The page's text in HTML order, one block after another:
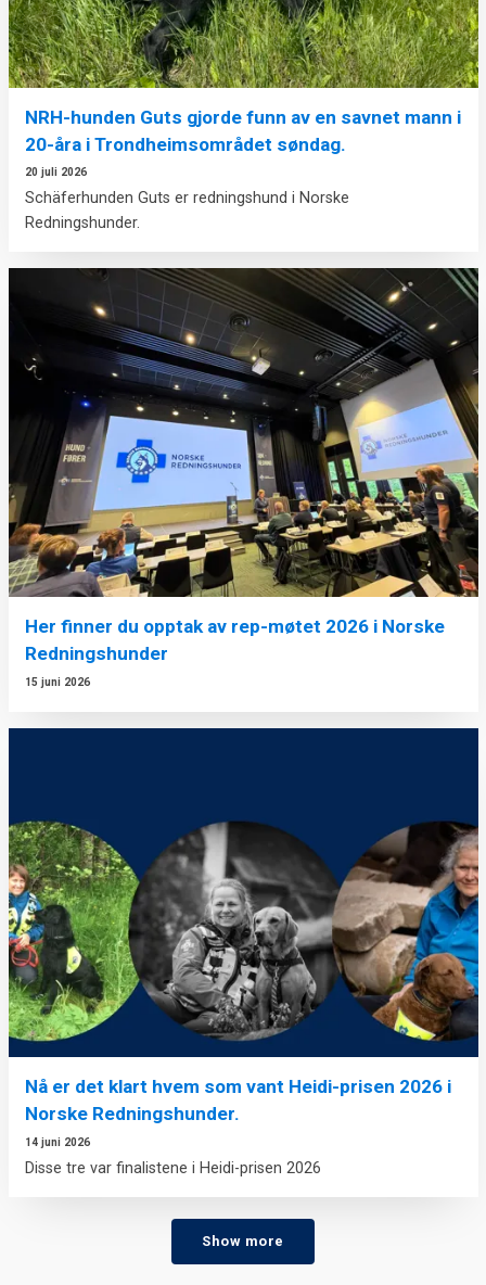
NRH-hunden Guts gjorde funn av en savnet mann i
20-åra i Trondheimsområdet søndag.
20 juli 2026
Schäferhunden Guts er redningshund i Norske
Redningshunder.
Her finner du opptak av rep-møtet 2026 i Norske
Redningshunder
15 juni 2026
Nå er det klart hvem som vant Heidi-prisen 2026 i
Norske Redningshunder.
14 juni 2026
Disse tre var finalistene i Heidi-prisen 2026
Show more